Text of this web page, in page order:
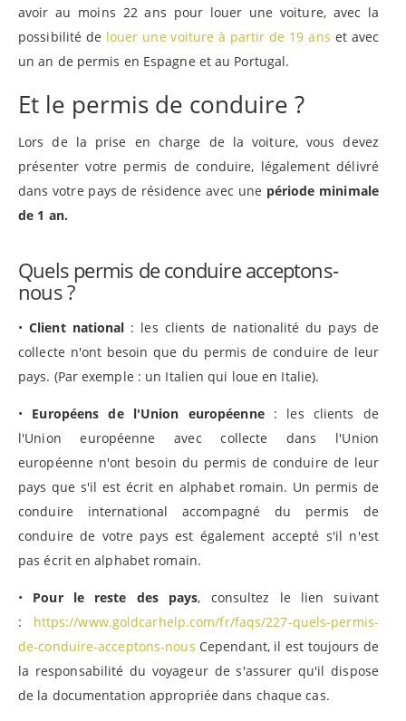
avoir au moins 22 ans pour louer une voiture, avec la
possibilité de louer une voiture à partir de 19 ans et avec
un an de permis en Espagne et au Portugal.
Et le permis de conduire ?
Lors de la prise en charge de la voiture, vous devez
présenter votre permis de conduire, légalement délivré
dans votre pays de résidence avec une période minimale
de 1 an.
Quels permis de conduire acceptons-
nous ?
•Client national : les clients de nationalité du pays de
collecte n'ont besoin que du permis de conduire de leur
pays. (Par exemple : un Italien qui loue en Italie).
• Européens de l'Union européenne: les clients de
l'Union européenne avec collecte dans l'Union
européenne n'ont besoin du permis de conduire de leur
pays que s'il est écrit en alphabet romain. Un permis de
conduire international accompagné du permis de
conduire de votre pays est également accepté s'il n'est
pas écrit en alphabet romain.
• Pour le reste des pays, consultez le lien suivant
: https://www.goldcarhelp.com/fr/faqs/227-quels-permis-
de-conduire-acceptons-nous Cependant, il est toujours de
la responsabilité du voyageur de s'assurer qu'il dispose
de la documentation appropriée dans chaque cas.